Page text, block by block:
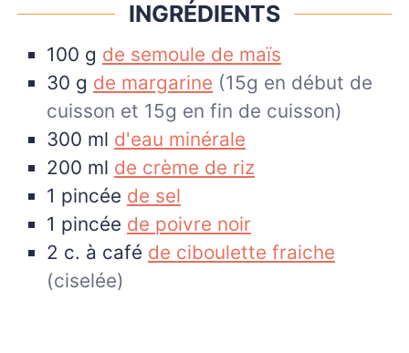
INGRÉDIENTS
100 g de semoule de maïs
30 g de margarine (15g en début de
cuisson et 15g en fin de cuisson)
300 ml d'eau minérale
200 ml de crème de riz
1 pincée de sel
1 pincée de poivre noir
2 c. à café de ciboulette fraiche
(ciselée)